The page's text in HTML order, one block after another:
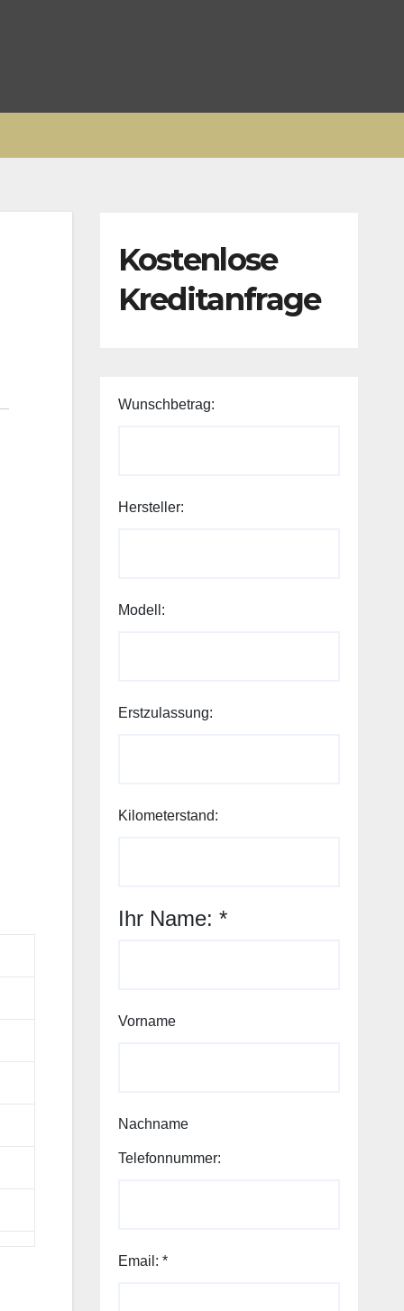
Kostenlose
Kreditanfrage
Wunschbetrag:
Hersteller:
Modell:
Erstzulassung:
Kilometerstand:
Kilometerstand:
Ihr Name: *
Vorname
Nachname
Telefonnummer:
Email: *